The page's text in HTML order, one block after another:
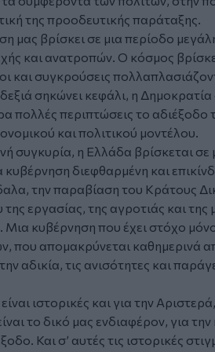
της προοδευτικής παράταξης.
μας βρίσκει σε μια περίοδο
και ανατροπών. Ο κόσμος
και συγκρούσεις
σηκώνει κεφάλι, η Δημοκρατία
πολλές περιπτώσεις το αδιέξοδο
και πολιτικού μοντέλου.
συγκυρία, η Ελλάδα βρίσκεται σε
κυβέρνηση διεφθαρμένη και
την παραβίαση του Κράτους
εργασίας, της αγροτιάς και της
Μια κυβέρνηση που έχει στόχο
που απομακρύνεται καθημερινά
αδικία, τις ανισότητες και
ιστορικές και για την
το δικό μας ενδιαφέρον, για
Και σ’ αυτές τις ιστορικές